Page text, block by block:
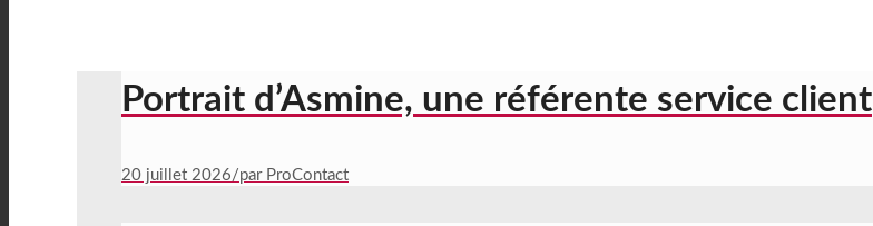
Portrait d’Asmine, une référente service client
20 juillet 2026/par ProContact